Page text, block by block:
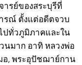
ารย์ของสระบุรีที่
รณ์ ตั้งแต่อดีตจวบ
ปทั่วภูมิภาคและใน
นมาก อาทิ หลวงพ่อ
อ, พระอุปัชฌาย์กาน